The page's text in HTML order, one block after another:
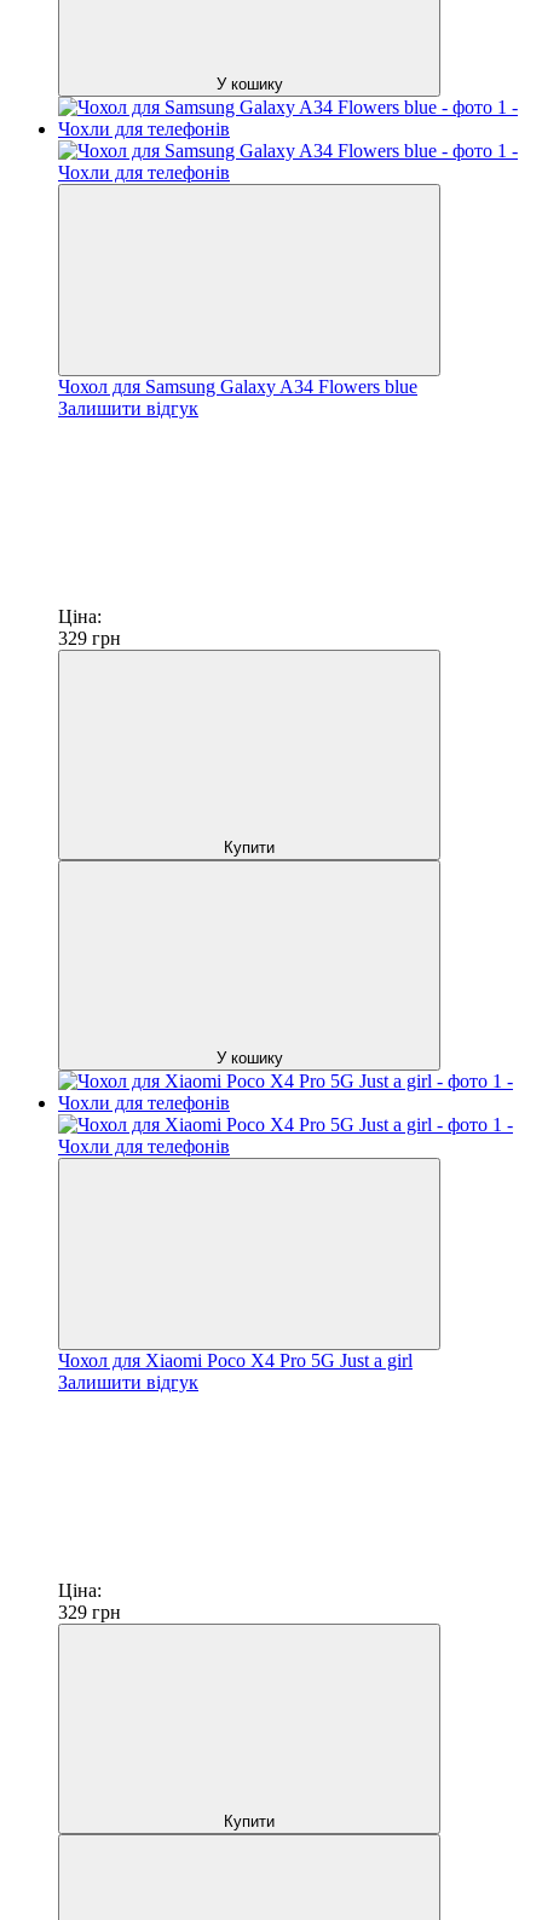
У кошику
Чохол для Samsung Galaxy A34 Flowers blue
Залишити відгук
Ціна:
329 грн
Купити
У кошику
Чохол для Xiaomi Poco X4 Pro 5G Just a girl
Залишити відгук
Ціна:
329 грн
Купити